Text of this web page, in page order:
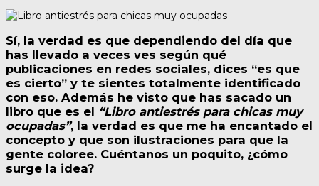
Sí, la verdad es que dependiendo del día que
has llevado a veces ves según qué
publicaciones en redes sociales, dices “es que
es cierto” y te sientes totalmente identificado
con eso. Además he visto que has sacado un
libro que es el “Libro antiestrés para chicas muy
ocupadas”, la verdad es que me ha encantado el
concepto y que son ilustraciones para que la
gente coloree. Cuéntanos un poquito, ¿cómo
surge la idea?